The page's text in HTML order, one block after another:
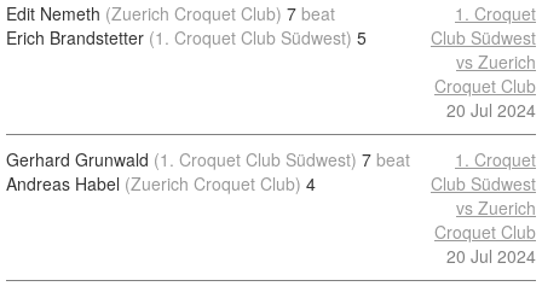
Edit Nemeth (Zuerich Croquet Club) 7 beat
Erich Brandstetter (1. Croquet Club Südwest) 5
1. Croquet
Club Südwest
vs Zuerich
Croquet Club
20 Jul 2024
Gerhard Grunwald (1. Croquet Club Südwest) 7 beat
Andreas Habel (Zuerich Croquet Club) 4
1. Croquet
Club Südwest
vs Zuerich
Croquet Club
20 Jul 2024